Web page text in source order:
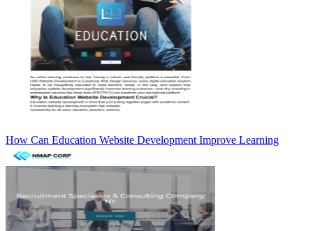
How Can Education Website Development Improve Learning